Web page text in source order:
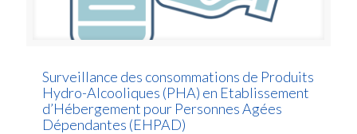
Surveillance des consommations de Produits
Hydro-Alcooliques (PHA) en Etablissement
d’Hébergement pour Personnes Agées
Dépendantes (EHPAD)